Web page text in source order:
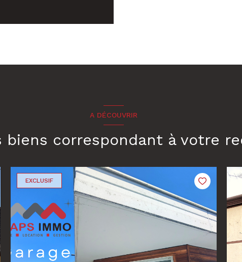
A DÉCOUVRIR
biens correspondant à votre
EXCLUSIF